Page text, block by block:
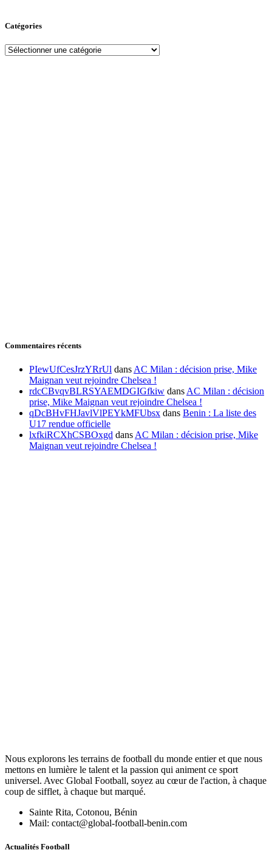
Catégories
Catégories
Commentaires récents
PIewUfCesJrzYRrUl dans AC Milan : décision prise, Mike
Maignan veut rejoindre Chelsea !
rdcCBvqvBLRSYAEMDGIGfkiw dans AC Milan : décision
prise, Mike Maignan veut rejoindre Chelsea !
qDcBHvFHJavlVlPEYkMFUbsx dans Benin : La liste des
U17 rendue officielle
lxfkiRCXhCSBOxgd dans AC Milan : décision prise, Mike
Maignan veut rejoindre Chelsea !
Nous explorons les terrains de football du monde entier et que nous
mettons en lumière le talent et la passion qui animent ce sport
universel. Avec Global Football, soyez au cœur de l'action, à chaque
coup de sifflet, à chaque but marqué.
Sainte Rita, Cotonou, Bénin
Mail: contact@global-football-benin.com
Actualités Football